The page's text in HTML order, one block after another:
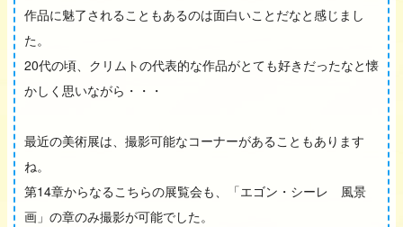
作品に魅了されることもあるのは面白いことだなと感じまし
た。
20代の頃、クリムトの代表的な作品がとても好きだったなと懐
かしく思いながら・・・
最近の美術展は、撮影可能なコーナーがあることもあります
ね。
第14章からなるこちらの展覧会も、「エゴン・シーレ 風景
画」の章のみ撮影が可能でした。